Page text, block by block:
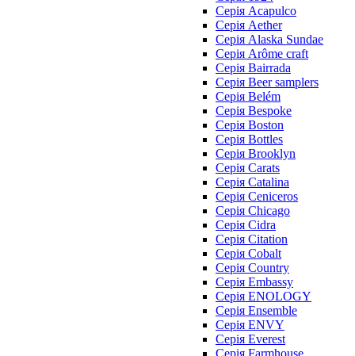
Серія Acapulco
Серія Aether
Серія Alaska Sundae
Серія Arôme craft
Серія Bairrada
Серія Beer samplers
Серія Belém
Серія Bespoke
Серія Boston
Серія Bottles
Серія Brooklyn
Серія Carats
Серія Catalina
Серія Ceniceros
Серія Chicago
Серія Cidra
Серія Citation
Серія Cobalt
Серія Country
Серія Embassy
Серія ENOLOGY
Серія Ensemble
Серія ENVY
Серія Everest
Серія Farmhouse